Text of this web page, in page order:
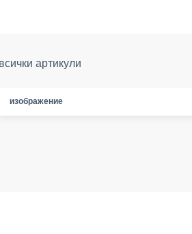
всички артикули
изображение